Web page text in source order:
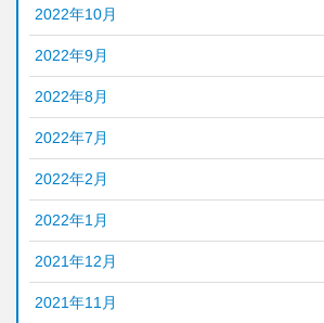
2022年10月
2022年9月
2022年8月
2022年7月
2022年2月
2022年1月
2021年12月
2021年11月